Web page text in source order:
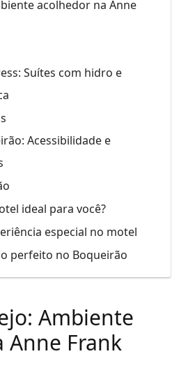
acolhedor na Anne
Suítes com hidro e
Acessibilidade e
ideal para você?
especial no motel
perfeito no Boqueirão
Ambiente
Anne Frank